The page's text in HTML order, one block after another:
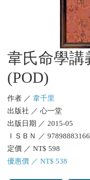
韋氏命學講
(POD)
作者 ／ 韋千里
出版社 ／ 心一堂
出版日期 ／ 2015-05
ＩＳＢＮ ／
定價 ／ NT$ 598
優惠價 ／ NT$ 538